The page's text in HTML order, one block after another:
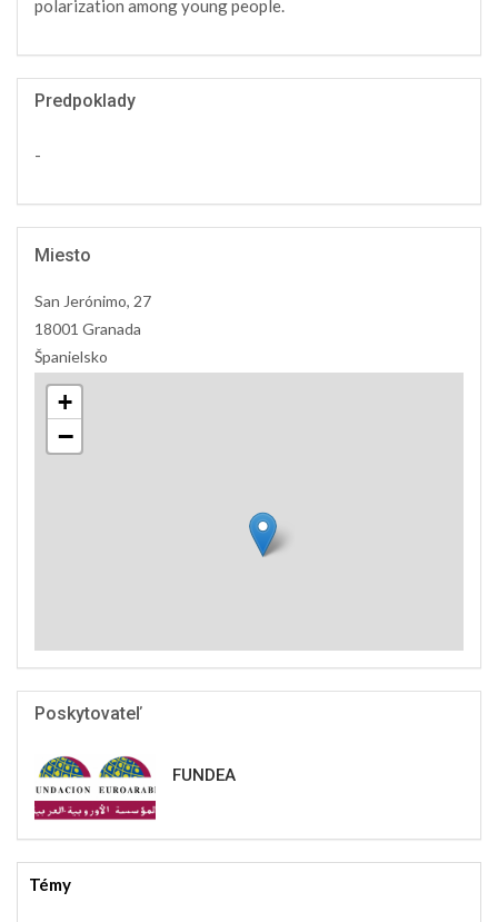
polarization among young people.
Predpoklady
-
Miesto
San Jerónimo, 27
18001 Granada
Španielsko
+
−
Poskytovateľ
FUNDEA
Témy